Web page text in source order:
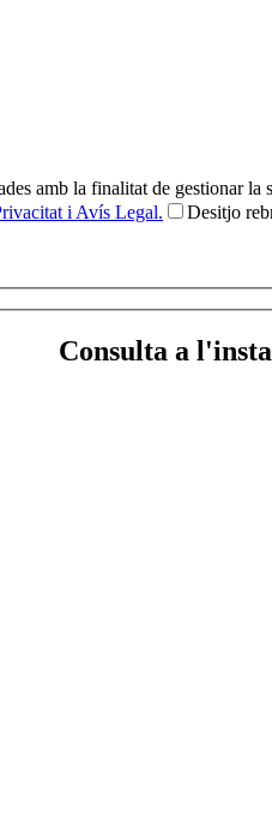
amb la finalitat de gestionar
i Avís Legal. Desitjo
Consulta a